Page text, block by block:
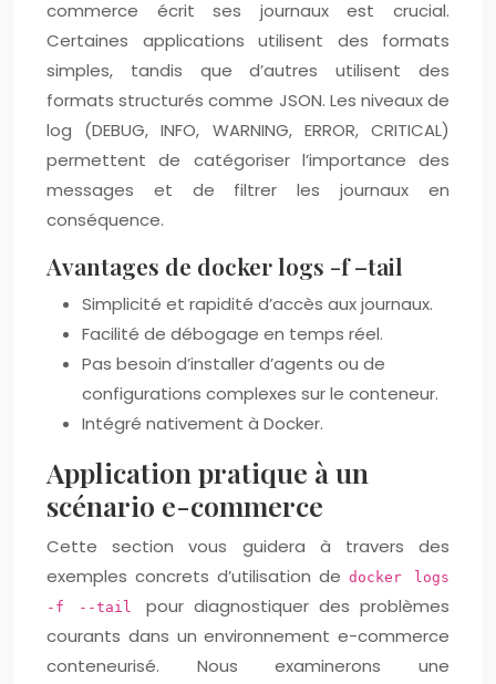
commerce écrit ses journaux est crucial.
Certaines applications utilisent des formats
simples, tandis que d’autres utilisent des
formats structurés comme JSON. Les niveaux de
log (DEBUG, INFO, WARNING, ERROR, CRITICAL)
permettent de catégoriser l’importance des
messages et de filtrer les journaux en
conséquence.
Avantages de docker logs -f –tail
Simplicité et rapidité d’accès aux journaux.
Facilité de débogage en temps réel.
Pas besoin d’installer d’agents ou de
configurations complexes sur le conteneur.
Intégré nativement à Docker.
Application pratique à un
scénario e-commerce
Cette section vous guidera à travers des
exemples concrets d’utilisation de docker logs
-f --tail pour diagnostiquer des problèmes
courants dans un environnement e-commerce
conteneurisé. Nous examinerons une